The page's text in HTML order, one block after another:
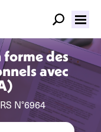
des
avec
N°6964